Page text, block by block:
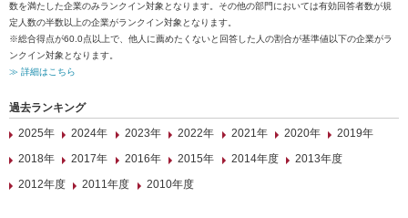
数を満たした企業のみランクイン対象となります。その他の部門においては有効回答者数が規
定人数の半数以上の企業がランクイン対象となります。
※総合得点が60.0点以上で、他人に薦めたくないと回答した人の割合が基準値以下の企業がラ
ンクイン対象となります。
≫ 詳細はこちら
過去ランキング
2025年
2024年 2023年 2022年 2021年 2020年
2019年
2018年
2017年 2016年 2015年 2014年度
2013年度
2012年度
2011年度 2010年度